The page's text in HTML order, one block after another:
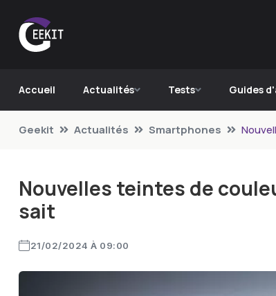
Accueil Actualités Tests Guides
Geekit Actualités Smartphones
Nouvelles teintes de
sait
21/02/2024 À 09:00